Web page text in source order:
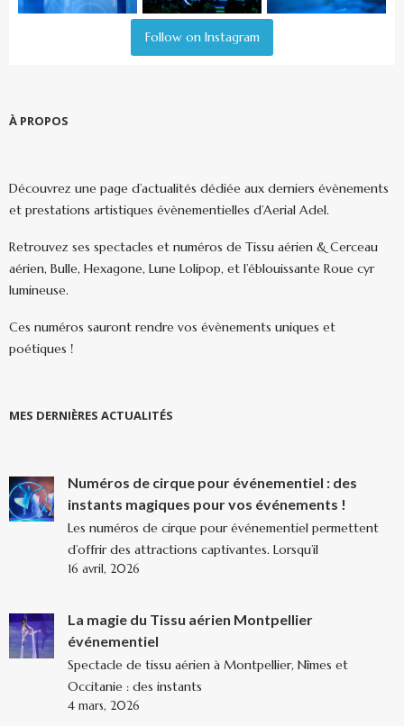
Follow on Instagram
À PROPOS
Découvrez une page d’actualités dédiée aux derniers évènements
et prestations artistiques évènementielles d’Aerial Adel.
Retrouvez ses spectacles et numéros de Tissu aérien & Cerceau
aérien, Bulle, Hexagone, Lune Lolipop, et l’éblouissante Roue cyr
lumineuse.
Ces numéros sauront rendre vos évènements uniques et
poétiques !
MES DERNIÈRES ACTUALITÉS
Numéros de cirque pour événementiel : des
instants magiques pour vos événements !
Les numéros de cirque pour événementiel permettent
d’offrir des attractions captivantes. Lorsqu’il
16 avril, 2026
La magie du Tissu aérien Montpellier
événementiel
Spectacle de tissu aérien à Montpellier, Nîmes et
Occitanie : des instants
4 mars, 2026